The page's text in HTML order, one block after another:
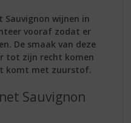
Sauvignon wijnen in
vooraf zodat er
De smaak van deze
tot zijn recht komen
komt met zuurstof.
Sauvignon